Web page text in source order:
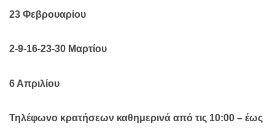
23 Φεβρουαρίου
2-9-16-23-30 Μαρτίου
6 Απριλίου
Τηλέφωνο κρατήσεων καθημερινά από τις 10:00 – έως